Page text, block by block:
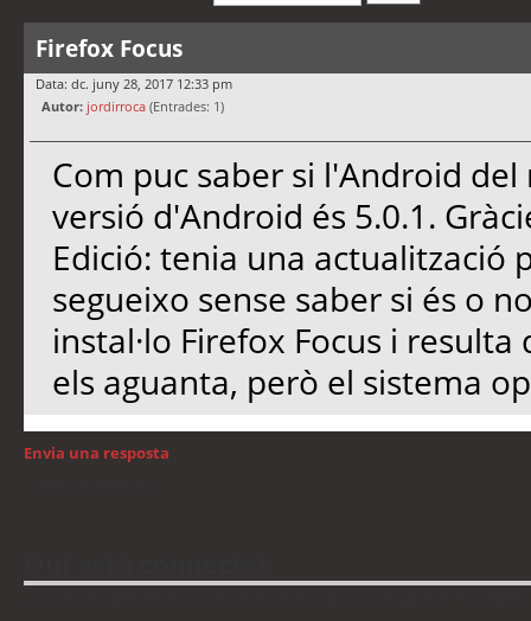
Firefox Focus
Data: dc. juny 28, 2017 12:33 pm
Autor: jordirroca (Entrades: 1)
Com puc saber si l'Android
versió d'Android és 5.0.1.
Edició: tenia una actualització
segueixo sense saber si és o
instal·lo Firefox Focus i
els aguanta, però el sistema
Envia una resposta